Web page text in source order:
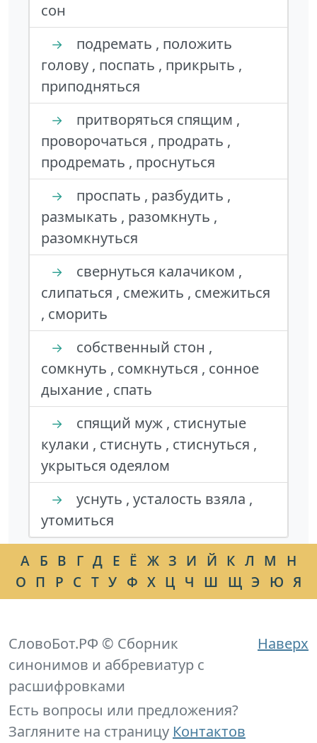
сон
→
подремать , положить
голову , поспать , прикрыть ,
приподняться
→
притворяться спящим ,
проворочаться , продрать ,
продремать , проснуться
→
проспать , разбудить ,
размыкать , разомкнуть ,
разомкнуться
→
свернуться калачиком ,
слипаться , смежить , смежиться
, сморить
→
собственный стон ,
сомкнуть , сомкнуться , сонное
дыхание , спать
→
спящий муж , стиснутые
кулаки , стиснуть , стиснуться ,
укрыться одеялом
→
уснуть , усталость взяла ,
утомиться
А Б В Г Д Е Ё Ж З И Й К Л М
Н
О П Р С Т У Ф Х Ц Ч Ш Щ Э Ю Я
Наверх
СловоБот.РФ © Сборник
синонимов и аббревиатур с
расшифровками
Есть вопросы или предложения?
Загляните на страницу Контактов